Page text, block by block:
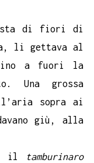
di fiori di
li gettava al
fino a fuori la
Una grossa
sopra ai
giù, alla
il
tamburinaro